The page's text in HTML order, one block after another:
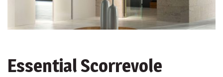
Essential Scorrevole